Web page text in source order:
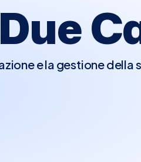
Due
e la gestione della